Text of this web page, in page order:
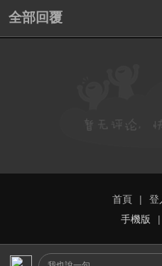
全部回覆
首頁 | 登
手機版
|